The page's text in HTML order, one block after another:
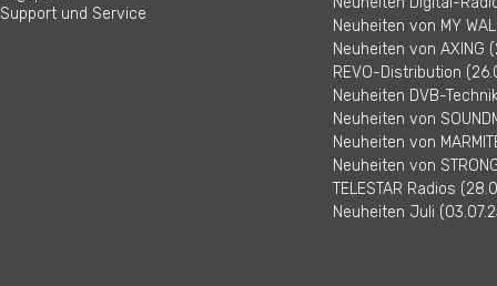
Support und Service
Neuheiten von MY
Neuheiten von AXING
REVO-Distribution
Neuheiten DVB-
Neuheiten von
Neuheiten von
Neuheiten von
TELESTAR Radios
Neuheiten Juli